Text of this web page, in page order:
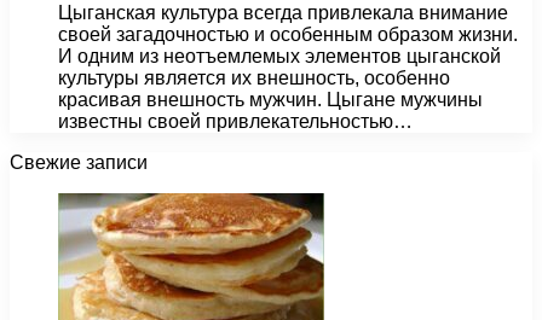
Цыганская культура всегда привлекала внимание
своей загадочностью и особенным образом жизни.
И одним из неотъемлемых элементов цыганской
культуры является их внешность, особенно
красивая внешность мужчин. Цыгане мужчины
известны своей привлекательностью…
Свежие записи